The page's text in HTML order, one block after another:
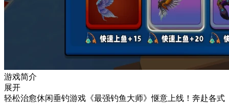
游戏简介
展开
轻松治愈休闲垂钓游戏《最强钓鱼大师》惬意上线！奔赴各式